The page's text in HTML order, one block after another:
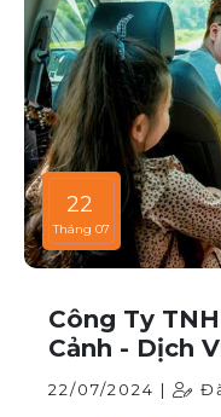
22
Tháng 07
Công Ty
Cảnh - Dịch
Lượng Cao
22/07/2024 |